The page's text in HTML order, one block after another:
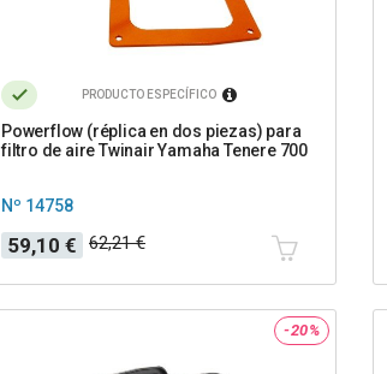
PRODUCTO ESPECÍFICO
Powerflow (réplica en dos piezas) para
filtro de aire Twinair Yamaha Tenere 700
Nº 14758
Precio
59,10 €
Precio
base
62,21 €
-20%